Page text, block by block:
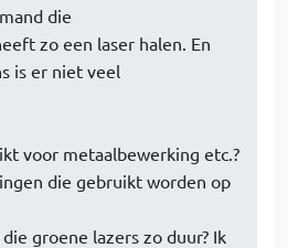
die
zo een laser halen. En
is er niet veel
voor metaalbewerking etc.?
die gebruikt worden op
groene lazers zo duur? Ik